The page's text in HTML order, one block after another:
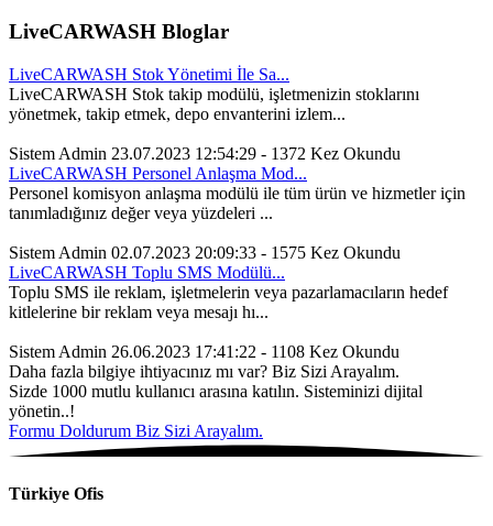
LiveCARWASH Bloglar
LiveCARWASH Stok Yönetimi İle Sa...
LiveCARWASH Stok takip modülü, işletmenizin stoklarını
yönetmek, takip etmek, depo envanterini izlem...
Sistem Admin 23.07.2023 12:54:29 - 1372 Kez Okundu
LiveCARWASH Personel Anlaşma Mod...
Personel komisyon anlaşma modülü ile tüm ürün ve hizmetler için
tanımladığınız değer veya yüzdeleri ...
Sistem Admin 02.07.2023 20:09:33 - 1575 Kez Okundu
LiveCARWASH Toplu SMS Modülü...
Toplu SMS ile reklam, işletmelerin veya pazarlamacıların hedef
kitlelerine bir reklam veya mesajı hı...
Sistem Admin 26.06.2023 17:41:22 - 1108 Kez Okundu
Daha fazla bilgiye ihtiyacınız mı var? Biz Sizi Arayalım.
Sizde 1000 mutlu kullanıcı arasına katılın. Sisteminizi dijital
yönetin..!
Formu Doldurum Biz Sizi Arayalım.
Türkiye Ofis